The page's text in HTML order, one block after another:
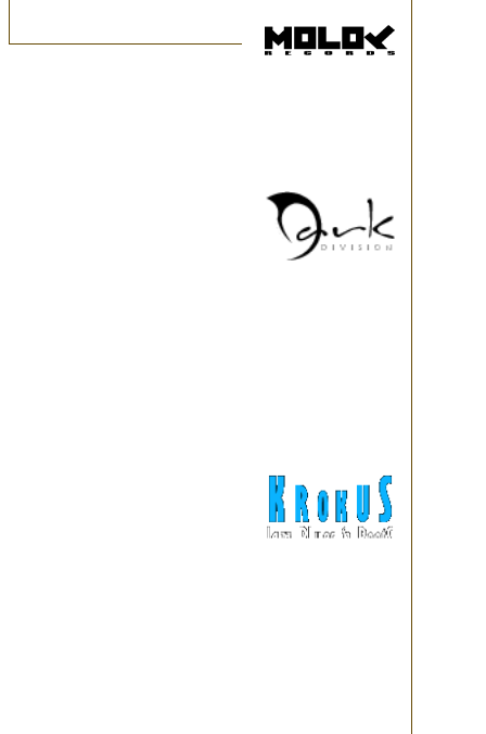
случайного знакомства с
принимал участие в
феврале 2010г., когда
московском клубе Север.
барабанщика. За